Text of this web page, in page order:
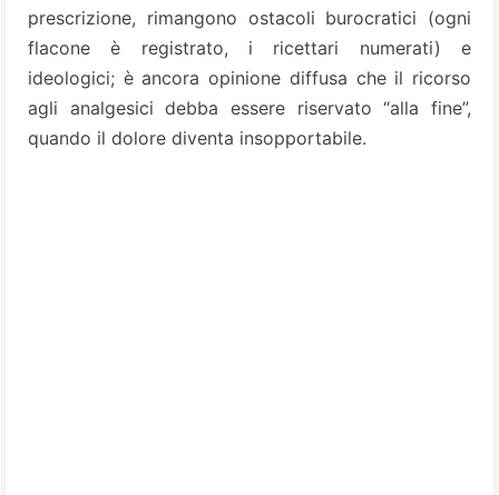
prescrizione, rimangono ostacoli burocratici (ogni
flacone è registrato, i ricettari numerati) e
ideologici; è ancora opinione diffusa che il ricorso
agli analgesici debba essere riservato “alla fine”,
quando il dolore diventa insopportabile.